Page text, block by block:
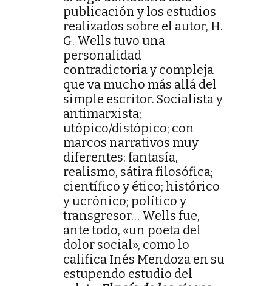
publicación y los estudios
realizados sobre el autor, H.
G. Wells tuvo una
personalidad
contradictoria y compleja
que va mucho más allá del
simple escritor. Socialista y
antimarxista;
utópico/distópico; con
marcos narrativos muy
diferentes: fantasía,
realismo, sátira filosófica;
científico y ético; histórico
y ucrónico; político y
transgresor… Wells fue,
ante todo, «un poeta del
dolor social», como lo
califica Inés Mendoza en su
estupendo estudio del